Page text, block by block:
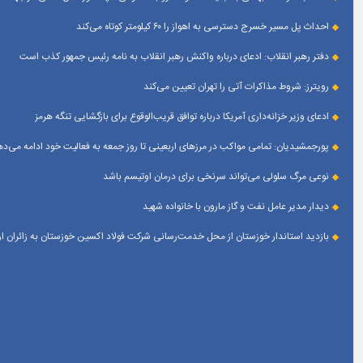
احداث پل مسیر خسرج دسترسی به اهواز را ۶۰ کیلومتر کوتاه می‌کند
دفتر رهبر انقلاب: ادعای درباره واکنش رهبر انقلاب به نامه رئیس جمهور کذب است
رویترز: شروط مذاکرات آتی را تهران تعیین می‌کند
ادعای وزیر خزانه‌داری آمریکا درباره توافق قریب‌الوقوع برای بازگشایی تنگه هرمز
پورجمشیدیان: تمامی مواکب در مرزهای اربعینی تا روز جمعه به فعالیت خود ادامه
نوعی مرگ سلولی می‌تواند سرنخی برای درمان اوتیسم باشد
دیدار مدیر عامل نفت و گاز مارون با خانواده شهید
بازدید استاندار خوزستان از محل خدمت‌رسانی شرکت فولاد اکسین خوزستان به زائران